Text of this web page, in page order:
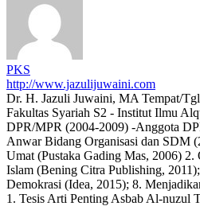
PKS
http://www.jazulijuwaini.com
Dr. H. Jazuli Juwaini, MA Tempat/
Fakultas Syariah S2 - Institut Ilmu
DPR/MPR (2004-2009) -Anggota
Anwar Bidang Organisasi dan SDM
Umat (Pustaka Gading Mas, 2006)
Islam (Bening Citra Publishing,
Demokrasi (Idea, 2015); 8.
1. Tesis Arti Penting Asbab Al-nuzul